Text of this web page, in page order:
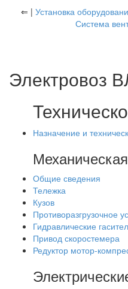
⇐ | Установка
Система
Электровоз
Назначение и
Общие сведения
Тележка
Кузов
Противоразгрузочное
Гидравлические
Привод скоростемера
Редуктор мотор-